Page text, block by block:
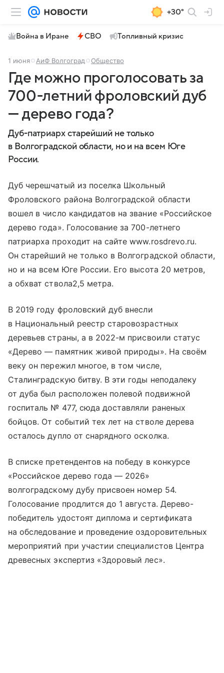
+30°
Война в Иране СВО Топливный кризис
1 июня АиФ Волгоград Общество
Где можно проголосовать за
700-летний фроловский дуб
— дерево года?
Дуб-патриарх старейший не только
в Волгоградской области, но и на всем Юге
России.
Дуб черешчатый из поселка Школьный
Фроловского района Волгоградской области
вошел в число кандидатов на звание «Российское
дерево года». Голосование за 700-летнего
патриарха проходит на сайте www.rosdrevo.ru.
Он старейший не только в Волгоградской области,
но и на всем Юге России. Его высота 20 метров,
а обхват ствола2,5 метра.
В 2019 году фроловский дуб внесли
в Национальный реестр старовозрастных
деревьев страны, а в 2022-м присвоили статус
«Дерево — памятник живой природы». На своём
веку он пережил многое, в том числе,
Сталинградскую битву. В эти годы неподалеку
от дуба был расположен полевой подвижной
госпиталь № 477, сюда доставляли раненых
бойцов. От событий тех лет на стволе дерева
осталось дупло от снарядного осколка.
В списке претендентов на победу в конкурсе
«Российское дерево года — 2026»
волгоградскому дубу присвоен номер 54.
Голосование продлится до 1 августа. Дерево-
победитель удостоят диплома и сертификата
на обследование и проведение оздоровительных
мероприятий при участии специалистов Центра
древесных экспертиз «Здоровый лес».